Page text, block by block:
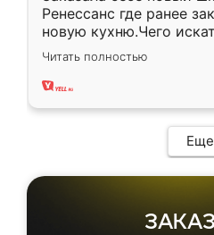
Ренессанс где ранее
новую кухню.Чего
вполне довольна.
два года, нареканий нет.
Читать полностью
Еще